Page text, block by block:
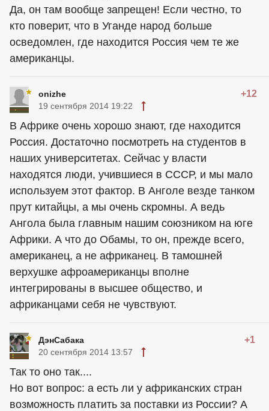
Да, он там вообще запрещен! Если честно, то
кто поверит, что в Уганде народ больше
осведомлен, где находится Россия чем те же
американцы.
onizhe +12
19 сентября 2014 19:22
В Африке очень хорошо знают, где находится
Россия. Достаточно посмотреть на студентов в
наших университетах. Сейчас у власти
находятся люди, учившиеся в СССР, и мы мало
используем этот фактор. В Анголе везде танком
прут китайцы, а мы очень скромны. А ведь
Ангола была главным нашим союзником на юге
Африки. А что до Обамы, то он, прежде всего,
американец, а не африканец. В тамошней
верхушке афроамериканцы вполне
интегрированы в высшее общество, и
африканцами себя не чувствуют.
ДэнСабака +1
20 сентября 2014 13:57
Так то оно так....
Но вот вопрос: а есть ли у африканских стран
возможность платить за поставки из России? А